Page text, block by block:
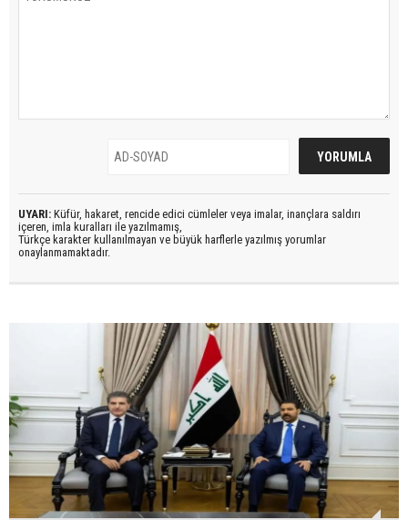
UYARI: Küfür, hakaret, rencide edici cümleler veya imalar, inançlara saldırı
içeren, imla kuralları ile yazılmamış,
Türkçe karakter kullanılmayan ve büyük harflerle yazılmış yorumlar
onaylanmamaktadır.